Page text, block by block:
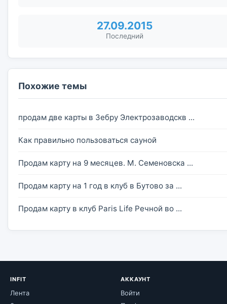
27.09.2015
Последний
Похожие темы
продам две карты в Зебру Электрозаводскв ...
Как правильно пользоваться сауной
Продам карту на 9 месяцев. М. Семеновска ...
Продам карту на 1 год в клуб в Бутово за ...
Продам карту в клуб Paris Life Речной во ...
INFIT
Лента
АККАУНТ
Войти